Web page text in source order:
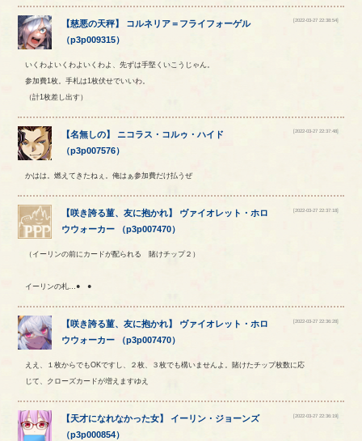
【慈悪の天秤】 コルネリア＝ フライフォーゲル
（p3p009315）
[2022-03-27 22:38:54]
いくわよいくわよいくわよ、先ずは手堅くいこうじゃん。
参加費1枚。手札は1枚伏せでいいわ。
（計1枚差し出す）
【名無しの】 ニコラス ・ コルゥ ・ハイド
（p3p007576）
[2022-03-27 22:37:48]
かはは。燃えてきたねぇ。俺はぁ参加費だけ払うぜ
【咲き誇る菫、友に抱かれ】 ヴァイオレット ・ホロ
ウウォーカー （p3p007470）
[2022-03-27 22:37:18]
（イーリンの前にカードが配られる 賭けチップ２）
イーリンの札…● ●
【咲き誇る菫、友に抱かれ】 ヴァイオレット ・ホロ
ウウォーカー （p3p007470）
[2022-03-27 22:36:28]
ええ、１枚からでもOKですし、２枚、３枚でも構いませんよ。賭けたチップ枚数に応
じて、クローズカードが増えますゆえ
【天才になれなかった女】イーリン ・ ジョーンズ
（p3p000854）
[2022-03-27 22:36:19]